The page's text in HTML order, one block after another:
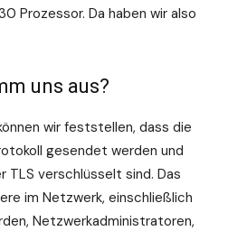
Prozessor. Da haben wir also
uns aus?
wir feststellen, dass die
gesendet werden und
TLS verschlüsselt sind. Das
im Netzwerk, einschließlich
Netzwerkadministratoren,